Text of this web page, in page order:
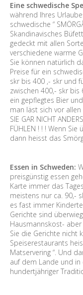
Eine schwedische
während Ihres
schwedische “
Skandinavisches
gedeckt mit allen
verschiedene warme
Sie können natürlich
Preise für ein
skr bis 400 ,- skr und
zwischen 400,- skr
ein gepflegtes Bier
man läst sich vor allen
SIE GAR NICHT
FÜHLEN ! ! ! Wenn
dann heisst das
Essen in Schweden:
preisgünstig essen
Karte immer das
meistens nur ca. 90,-
es fast immer
Gerichte sind
Hausmannskost-
Sie die Gerichte nicht
Speiserestaurants
Matservering “. Und
auf dem Lande und
hundertjähriger